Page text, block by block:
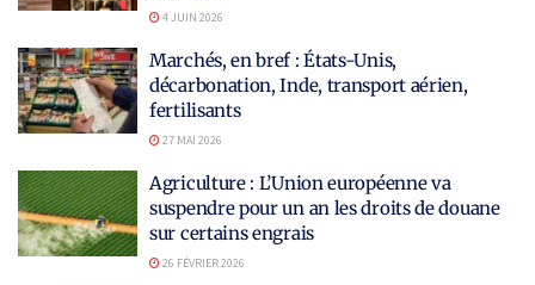
4 JUIN 2026
Marchés, en bref : États-Unis,
décarbonation, Inde, transport aérien,
fertilisants
27 MAI 2026
Agriculture : L’Union européenne va
suspendre pour un an les droits de douane
sur certains engrais
26 FÉVRIER 2026